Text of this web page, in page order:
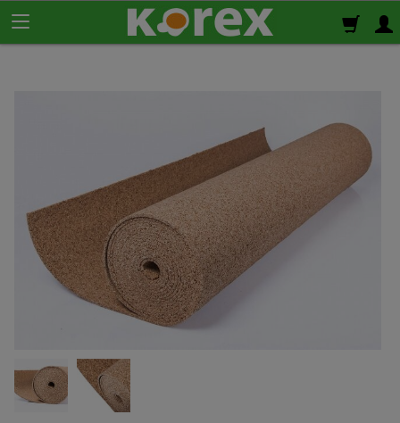
Płyty korkowe
Rolki korkowe
Podkład korkowy
pod panele
Korek izolacyjny
Izolacja termiczno-akustyczna
Korek samoprzylepny